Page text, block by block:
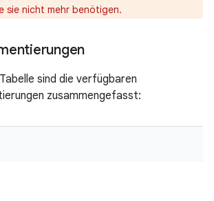
sie nicht mehr benötigen.
sind die verfügbaren
zusammengefasst: